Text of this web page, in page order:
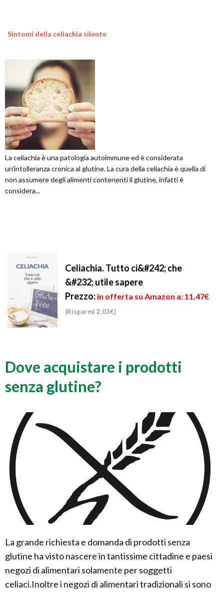
Sintomi della celiachia silente
La celiachia è una patologia autoimmune ed è considerata
un'intolleranza cronica al glutine. La cura della celiachia è quella di
non assumere degli alimenti contenenti il glutine, infatti è
considera...
Celiachia. Tutto ci&#242; che
&#232; utile sapere
Prezzo: in offerta su Amazon a: 11,47€
(Risparmi 2,03€)
Dove acquistare i prodotti
senza glutine?
La grande richiesta e domanda di prodotti senza
glutine ha visto nascere in tantissime cittadine e paesi
negozi di alimentari solamente per soggetti
celiaci.Inoltre i negozi di alimentari tradizionali si sono